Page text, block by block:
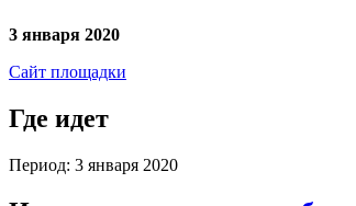
3 января 2020
Сайт площадки
Где идет
Период: 3 января 2020